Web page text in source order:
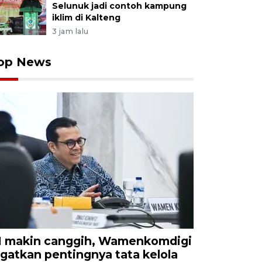
Selunuk jadi contoh kampung
iklim di Kalteng
3 jam lalu
News
makin canggih, Wamenkomdigi
pentingnya tata kelola